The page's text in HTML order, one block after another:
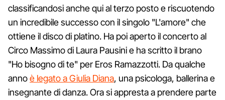
classificandosi anche qui al terzo posto e riscuotendo
un incredibile successo con il singolo "L'amore" che
ottiene il disco di platino. Ha poi aperto il concerto al
Circo Massimo di Laura Pausini e ha scritto il brano
"Ho bisogno di te" per Eros Ramazzotti. Da qualche
annoè legato a Giulia Diana, una psicologa, ballerina e
insegnante di danza. Ora si appresta a prendere parte